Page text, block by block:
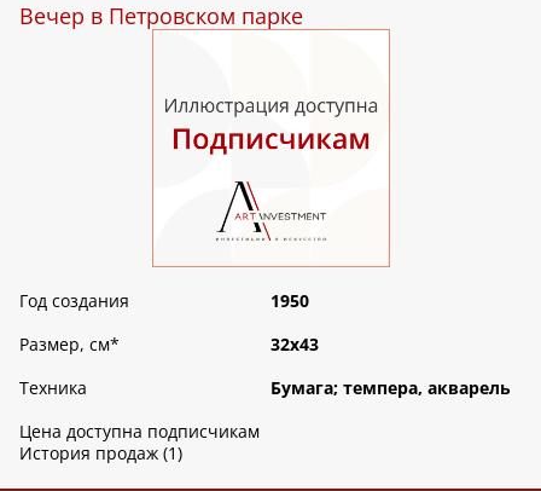
Вечер в Петровском парке
Год создания
1950
Размер, см*
32х43
Техника
Бумага; темпера, акварель
Цена доступна подписчикам
История продаж (1)